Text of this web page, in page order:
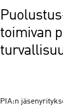
toimivan
PIA:n